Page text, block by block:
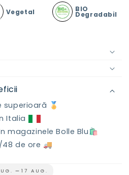
Vegetal BIO
Degradabil
superioară 🏅
Italia
magazinele Bolle Blu🛍️
48 de ore 🚚
17 AUG.